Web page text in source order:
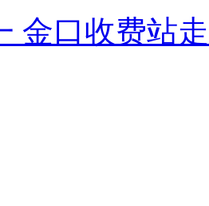
金口收费站